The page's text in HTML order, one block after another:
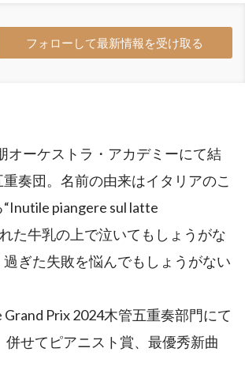
フォロワー
フォローして最新情報を受け取る
オーケストラ・アカデミーにて結
奏団。名前の由来はイタリアのこ
piangere sul latte
た牛乳の上で泣いてもしょうがな
ぎた失敗を悩んでもしょうがない
Grand Prix 2024木管五重奏部門にて
併せてピアニスト賞、最優秀新曲